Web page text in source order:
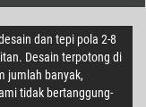
dan tepi pola 2-8
Desain terpotong di
jumlah banyak,
tidak bertanggung-